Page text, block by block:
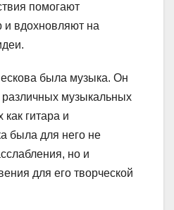
помогают
и вдохновляют на
была музыка. Он
различных музыкальных
как гитара и
была для него не
но и
для его творческой